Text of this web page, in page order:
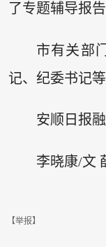
了专题辅导报告
市有关部
记、纪委书记等
安顺日报
李晓康/文
【举报】